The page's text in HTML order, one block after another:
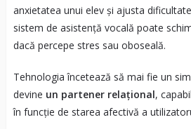
anxietatea unui elev și ajusta
sistem de asistență vocală poate
dacă percepe stres sau oboseală.
Tehnologia încetează să mai fie un
devine un partener relațional,
în funcție de starea afectivă a